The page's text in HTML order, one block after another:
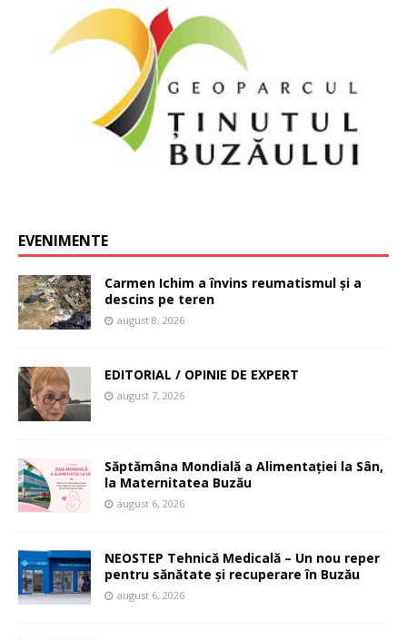
EVENIMENTE
Carmen Ichim a învins reumatismul și a
descins pe teren
august 8, 2026
EDITORIAL / OPINIE DE EXPERT
august 7, 2026
Săptămâna Mondială a Alimentației la Sân,
la Maternitatea Buzău
august 6, 2026
NEOSTEP Tehnică Medicală – Un nou reper
pentru sănătate și recuperare în Buzău
august 6, 2026